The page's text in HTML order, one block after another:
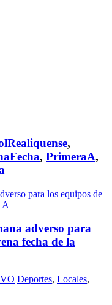
,
, PrimeraA,
adverso para
fecha de la
Deportes, Locales,